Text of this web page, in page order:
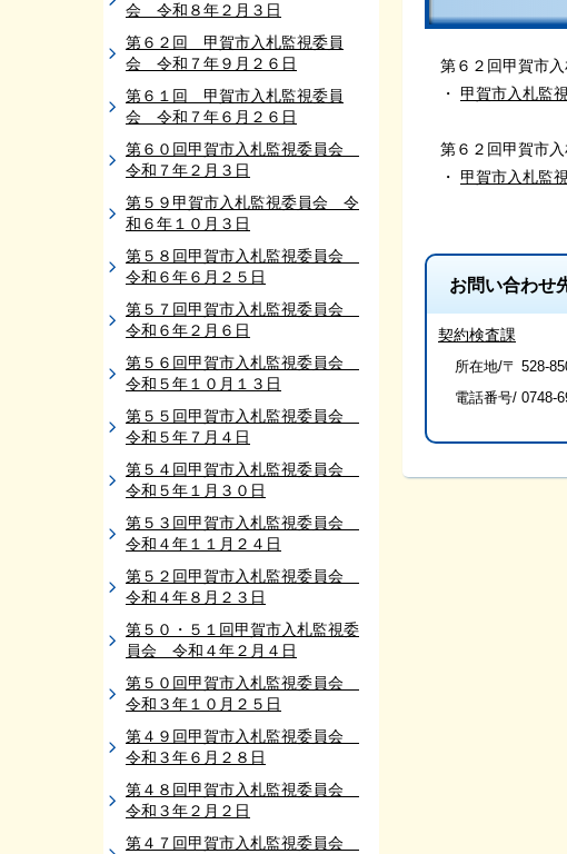
会 令和８年２月３日
第６２回 甲賀市入札監視委員
会 令和７年９月２６日
第６１回 甲賀市入札監視委員
会 令和７年６月２６日
第６０回甲賀市入札監視委員会
令和７年２月３日
第５９甲賀市入札監視委員会 令
和６年１０月３日
第５８回甲賀市入札監視委員会
令和６年６月２５日
第５７回甲賀市入札監視委員会
令和６年２月６日
第５６回甲賀市入札監視委員会
令和５年１０月１３日
第５５回甲賀市入札監視委員会
令和５年７月４日
第５４回甲賀市入札監視委員会
令和５年１月３０日
第５３回甲賀市入札監視委員会
令和４年１１月２４日
第５２回甲賀市入札監視委員会
令和４年８月２３日
第５０・５１回甲賀市入札監視委
員会 令和４年２月４日
第５０回甲賀市入札監視委員会
令和３年１０月２５日
第４９回甲賀市入札監視委員会
令和３年６月２８日
第４８回甲賀市入札監視委員会
令和３年２月２日
第４７回甲賀市入札監視委員会
第６２回甲賀市
・
甲賀市入札監
第６２回甲賀市
・
甲賀市入札監
お問い合わせ
契約検査課
所在地/〒 528-
電話番号/ 0748-